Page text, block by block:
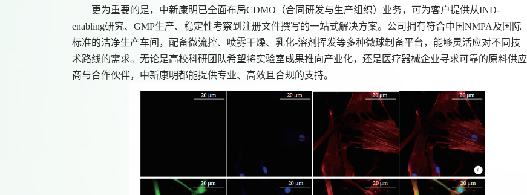
更为重要的是，中新康明已全面布局CDMO（合同研发与生产组织）业务，可为客户提供从IND-
enabling研究、GMP生产、稳定性考察到注册文件撰写的一站式解决方案。公司拥有符合中国NMPA及国际
标准的洁净生产车间，配备微流控、喷雾干燥、乳化-溶剂挥发等多种微球制备平台，能够灵活应对不同技
术路线的需求。无论是高校科研团队希望将实验室成果推向产业化，还是医疗器械企业寻求可靠的原料供应
商与合作伙伴，中新康明都能提供专业、高效且合规的支持。